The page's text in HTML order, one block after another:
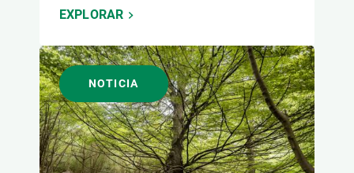
EXPLORAR
NOTICIA